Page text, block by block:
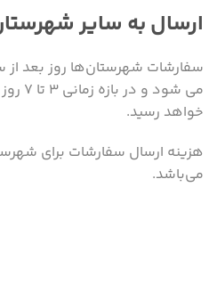
ارسال به سایر
سفارشات شهرستان‌ها روز بعد
می
خواهد رسید.
می‌باشد.